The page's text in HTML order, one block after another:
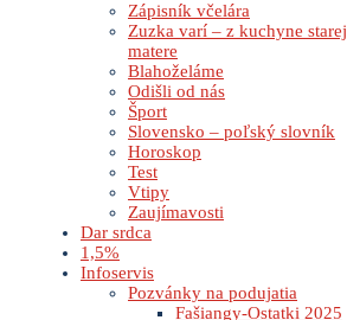
Zápisník včelára
Zuzka varí – z kuchyne starej
matere
Blahoželáme
Odišli od nás
Šport
Slovensko – poľský slovník
Horoskop
Test
Vtipy
Zaujímavosti
Dar srdca
1,5%
Infoservis
Pozvánky na podujatia
Fašiangy-Ostatki 2025